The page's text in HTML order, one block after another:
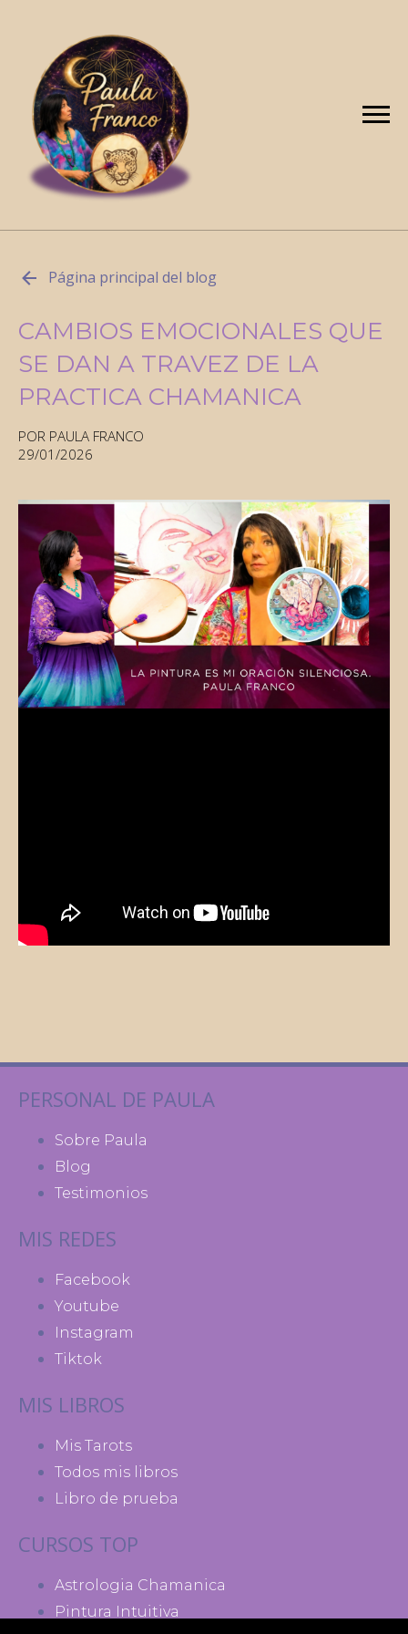
Página principal del blog
CAMBIOS EMOCIONALES QUE
SE DAN A TRAVEZ DE LA
PRACTICA CHAMANICA
POR PAULA FRANCO
29/01/2026
PERSONAL DE PAULA
Sobre Paula
Blog
Testimonios
MIS REDES
Facebook
Youtube
Instagram
Tiktok
MIS LIBROS
Mis Tarots
Todos mis libros
Libro de prueba
CURSOS TOP
Astrologia Chamanica
Pintura Intuitiva